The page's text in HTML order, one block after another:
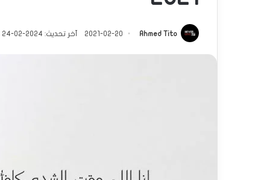
Ahmed Tito
2021-02-20 آخر تحديث: 2024-02-24